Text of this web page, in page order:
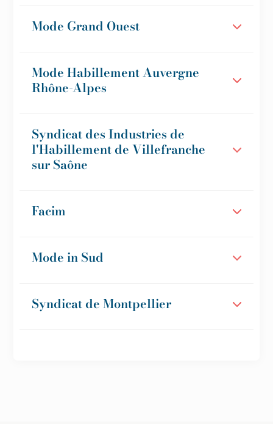
Mode Grand Ouest
Mode Habillement Auvergne
Rhône-Alpes
Syndicat des Industries de
l'Habillement de Villefranche
sur Saône
Facim
Mode in Sud
Syndicat de Montpellier